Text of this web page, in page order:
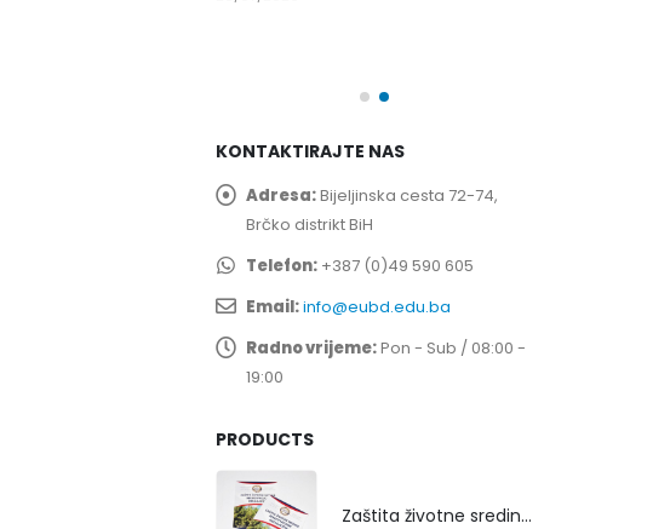
KONTAKTIRAJTE NAS
Adresa:Bijeljinska cesta 72-74,
Brčko distrikt BiH
Telefon: +387 (0)49 590 605
Email:info@eubd.edu.ba
Radno vrijeme:Pon - Sub / 08:00 -
19:00
PRODUCTS
Zaštita životne sredine rekultivacijom odlagališta